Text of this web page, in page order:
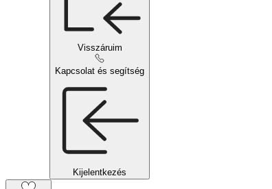
Visszáruim
Kapcsolat és segítség
Kijelentkezés